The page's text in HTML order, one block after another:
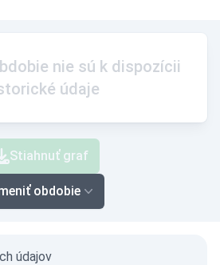
nie sú k dispozícii
údaje
Stiahnuť graf
obdobie
údajov